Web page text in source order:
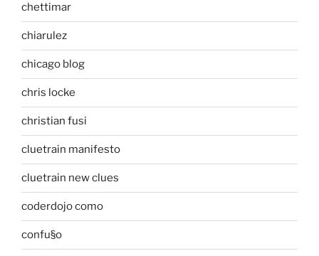
chettimar
chiarulez
chicago blog
chris locke
christian fusi
cluetrain manifesto
cluetrain new clues
coderdojo como
confu§o